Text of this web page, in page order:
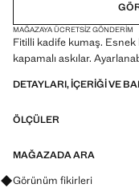
MAĞAZAYA ÜCRETSIZ GÖNDERIM
Fitilli kadife kumaş. Esnek
kapamalı askılar.
DETAYLARI, IÇERIĞI VE
ÖLÇÜLER
MAĞAZADA ARA
Görünümler, ürünler ve
Görünüm fikirleri